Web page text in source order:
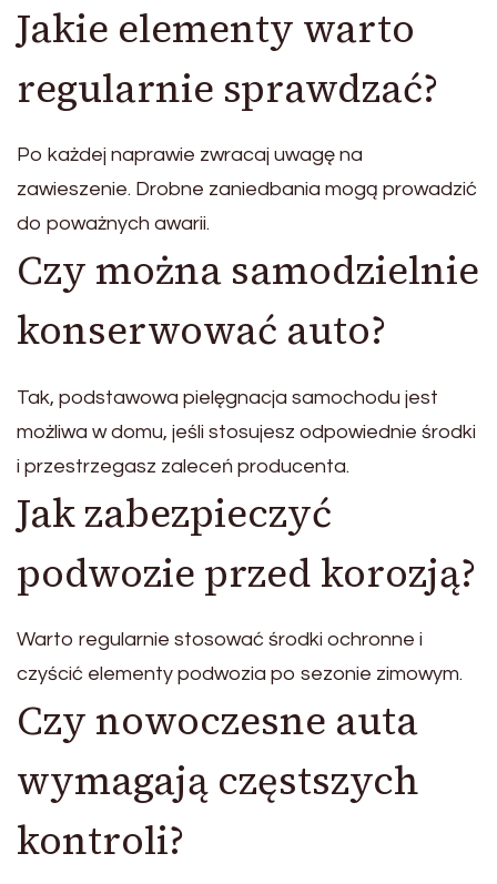
Jakie elementy warto
regularnie sprawdzać?
Po każdej naprawie zwracaj uwagę na
zawieszenie. Drobne zaniedbania mogą prowadzić
do poważnych awarii.
Czy można samodzielnie
konserwować auto?
Tak, podstawowa pielęgnacja samochodu jest
możliwa w domu, jeśli stosujesz odpowiednie środki
i przestrzegasz zaleceń producenta.
Jak zabezpieczyć
podwozie przed korozją?
Warto regularnie stosować środki ochronne i
czyścić elementy podwozia po sezonie zimowym.
Czy nowoczesne auta
wymagają częstszych
kontroli?